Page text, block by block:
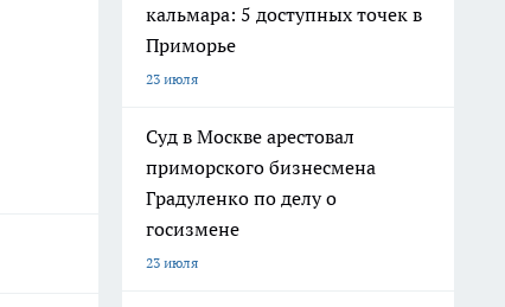
кальмара: 5 доступных точек в
Приморье
23 июля
Суд в Москве арестовал
приморского бизнесмена
Градуленко по делу о
госизмене
23 июля